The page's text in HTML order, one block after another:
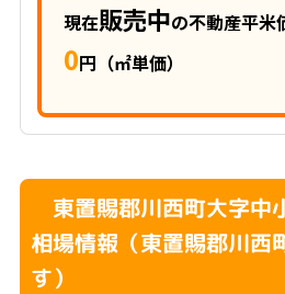
現在販売中の不動産平米
0円（㎡単価）
東置賜郡川西町大字中
相場情報（東置賜郡川西
す）